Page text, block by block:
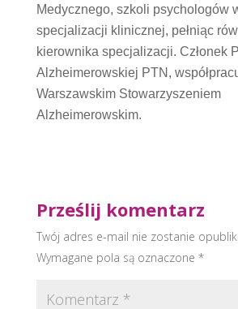
Medycznego, szkoli psychologów
specjalizacji klinicznej, pełniąc
kierownika specjalizacji. Członek
Alzheimerowskiej PTN,
Warszawskim Stowarzyszeniem
Alzheimerowskim.
Prześlij komentarz
Twój adres e-mail nie zostanie
Wymagane pola są oznaczone *